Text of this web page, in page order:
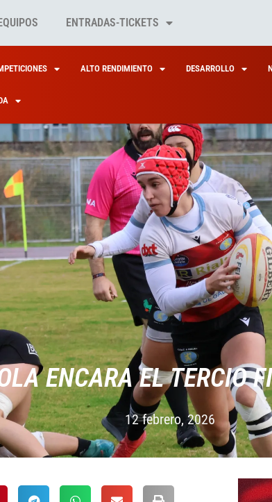
ENTRADAS-TICKETS
ALTO RENDIMIENTO DESARROLLO
ENCARA EL TERCIO
12 febrero, 2026